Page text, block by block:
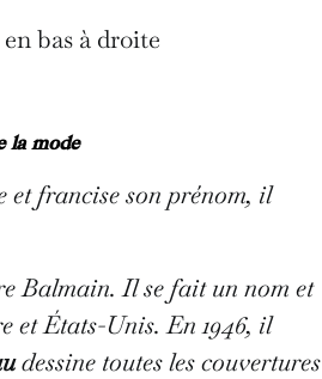
bas à droite
la mode
et francise son prénom, il
Balmain. Il se fait un nom et
et États-Unis. En 1946, il
dessine toutes les couvertures